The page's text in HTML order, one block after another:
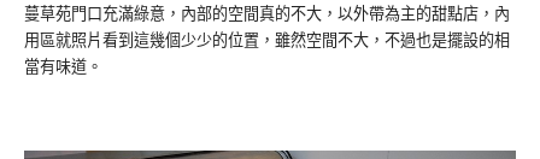
蔓草苑門口充滿綠意，內部的空間真的不大，以外帶為主的甜點店，內
用區就照片看到這幾個少少的位置，雖然空間不大，不過也是擺設的相
當有味道。